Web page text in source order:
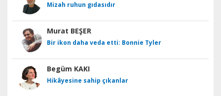
Mizah ruhun gıdasıdır
Murat BEŞER
Bir ikon daha veda etti: Bonnie Tyler
Begüm KAKI
Hikâyesine sahip çıkanlar